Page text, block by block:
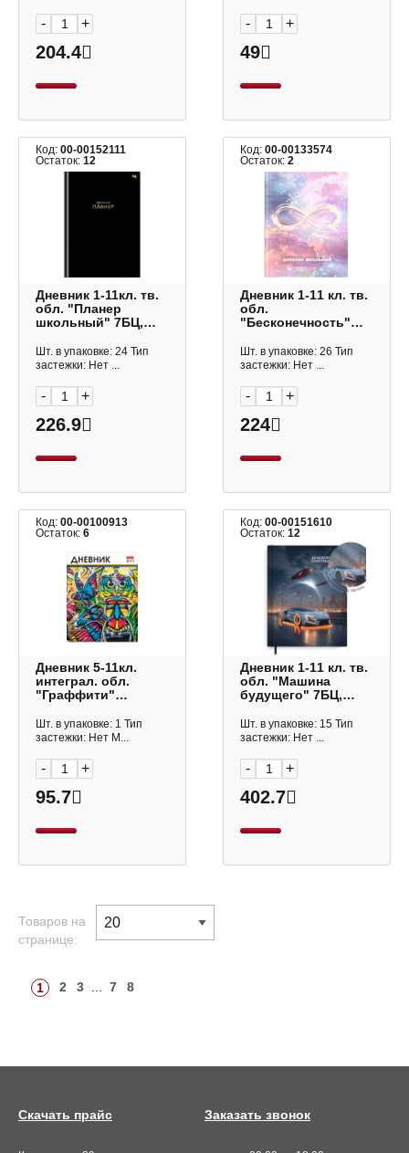
- +
204.4
- +
49
Код: 00-00152111
Остаток: 12
Дневник 1-11кл. тв.
обл. "Планер
школьный" 7БЦ,
Пш5т64_лм_тф
06323 BG
Шт. в упаковке: 24 Тип
застежки: Нет ...
- +
226.9
Код:00-00133574
Остаток:2
Дневник 1-11 кл. тв.
обл.
"Бесконечность"
Феникс+
Шт. в упаковке: 26 Тип
застежки: Нет ...
- +
224
Код: 00-00100913
Остаток: 6
Дневник 5-11кл.
интеграл. обл.
"Граффити"
справ.информ.
48ДТ5В_25176
Шт. в упаковке: 1 Тип
застежки: Нет М...
- +
95.7
Код:00-00151610
Остаток:12
Дневник 1-11 кл. тв.
обл. "Машина
будущего" 7БЦ,
Феникс+
Шт. в упаковке: 15 Тип
застежки: Нет ...
- +
402.7
Товаров на
странице:
1 2 3 7 8
Заказать звонок
Скачать прайс